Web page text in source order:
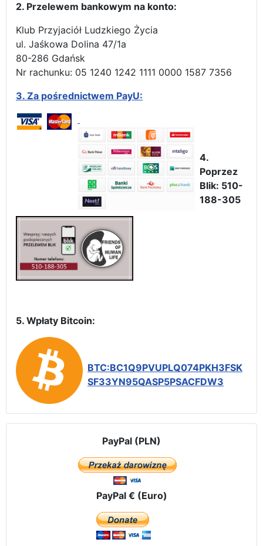
2. Przelewem bankowym na konto:
Klub Przyjaciół Ludzkiego Życia
ul. Jaśkowa Dolina 47/1a
80-286 Gdańsk
Nr rachunku: 05 1240 1242 1111 0000 1587 7356
3. Za pośrednictwem PayU:
4.
Poprzez
Blik: 510-
188-305
5. Wpłaty Bitcoin:
BTC:BC1Q9PVUPLQ074PKH3FSK
SF33YN95QASP5PSACFDW3
PayPal (PLN)
PayPal € (Euro)